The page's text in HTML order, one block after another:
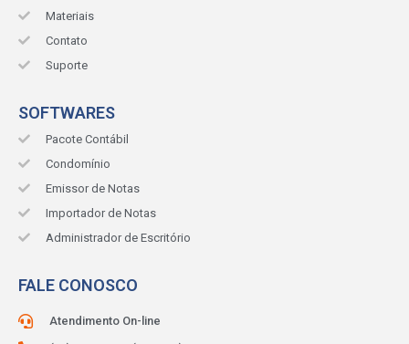
Materiais
Contato
Suporte
SOFTWARES
Pacote Contábil
Condomínio
Emissor de Notas
Importador de Notas
Administrador de Escritório
FALE CONOSCO
Atendimento On-line